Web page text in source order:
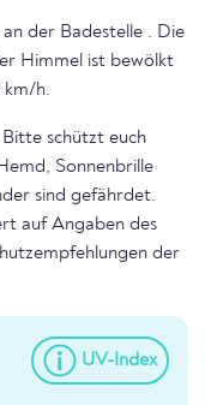
an der Badestelle . Die
Himmel ist bewölkt
km/h.
Bitte schützt euch
Sonnenbrille
sind gefährdet.
auf Angaben des
der
UV-Index